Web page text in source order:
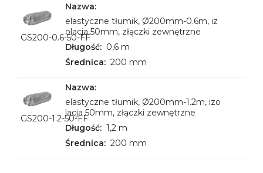
GS200-0.6-50-FF
elastyczne tłumik, Ø200mm-0.6m, iz
olacja 50mm, złączki zewnętrzne
0,6 m
200 mm
GS200-1.2-50-FF
elastyczne tłumik, Ø200mm-1.2m, izo
lacja 50mm, złączki zewnętrzne
1,2 m
200 mm